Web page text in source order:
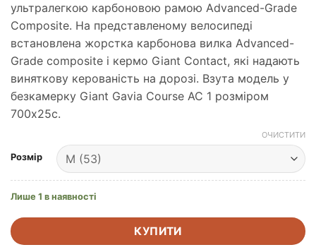
ультралегкою карбоновою рамою Advanced-Grade
Composite. На представленому велосипеді
встановлена жорстка карбонова вилка Advanced-
Grade composite і кермо Giant Contact, які надають
виняткову керованість на дорозі. Взута модель у
безкамерку Giant Gavia Course AC 1 розміром
700x25c.
Розмір
ОЧИСТИТИ
Лише 1 в наявності
КУПИТИ